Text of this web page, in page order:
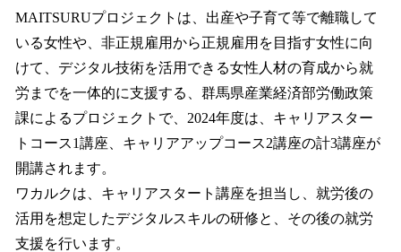
MAITSURUプロジェクトは、出産や子育て等で離職して
いる女性や、非正規雇用から正規雇用を目指す女性に向
けて、デジタル技術を活用できる女性人材の育成から就
労までを一体的に支援する、群馬県産業経済部労働政策
課によるプロジェクトで、2024年度は、キャリアスター
トコース1講座、キャリアアップコース2講座の計3講座が
開講されます。
ワカルクは、キャリアスタート講座を担当し、就労後の
活用を想定したデジタルスキルの研修と、その後の就労
支援を行います。